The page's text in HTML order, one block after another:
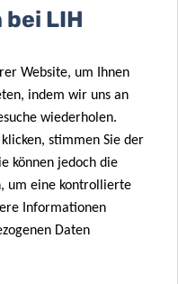
im Rahmen der
bei LIH
Website, um Ihnen
indem wir uns an
wiederholen.
stimmen Sie der
können jedoch die
um eine kontrollierte
Informationen
Daten